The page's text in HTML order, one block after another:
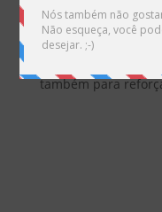
primeiro escritório
país. A empresa
também para